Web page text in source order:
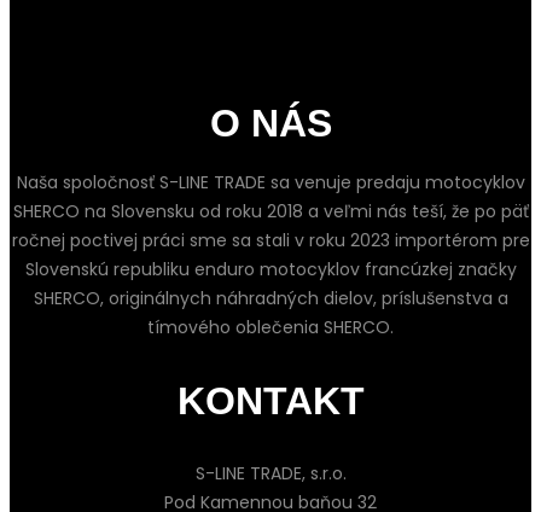
O NÁS
Naša spoločnosť S-LINE TRADE sa venuje predaju motocyklov
SHERCO na Slovensku od roku 2018 a veľmi nás teší, že po päť
ročnej poctivej práci sme sa stali v roku 2023 importérom pre
Slovenskú republiku enduro motocyklov francúzkej značky
SHERCO, originálnych náhradných dielov, príslušenstva a
tímového oblečenia SHERCO.
KONTAKT
S-LINE TRADE, s.r.o.
Pod Kamennou baňou 32